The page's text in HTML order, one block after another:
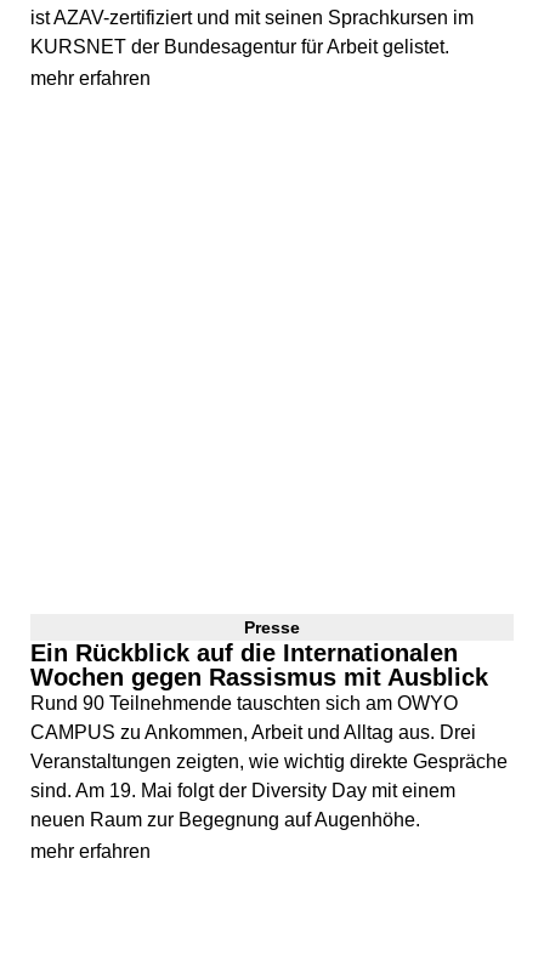
ist AZAV-zertifiziert und mit seinen Sprachkursen im
KURSNET der Bundesagentur für Arbeit gelistet.
mehr erfahren
Presse
Ein Rückblick auf die Internationalen
Wochen gegen Rassismus mit Ausblick
Rund 90 Teilnehmende tauschten sich am OWYO
CAMPUS zu Ankommen, Arbeit und Alltag aus. Drei
Veranstaltungen zeigten, wie wichtig direkte Gespräche
sind. Am 19. Mai folgt der Diversity Day mit einem
neuen Raum zur Begegnung auf Augenhöhe.
mehr erfahren